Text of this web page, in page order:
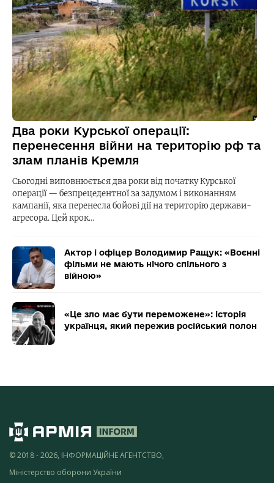
Два роки Курської операції:
перенесення війни на територію рф та
злам планів Кремля
Сьогодні виповнюється два роки від початку Курської
операції — безпрецедентної за задумом і виконанням
кампанії, яка перенесла бойові дії на територію держави-
агресора. Цей крок…
Актор і офіцер Володимир Ращук: «Воєнні
фільми не мають нічого спільного з
війною»
«Це зло має бути переможене»: історія
українця, який пережив російський полон
© 2018 - 2026, ІНФОРМАЦІЙНЕ АГЕНТСТВО,
Міністерство оборони України